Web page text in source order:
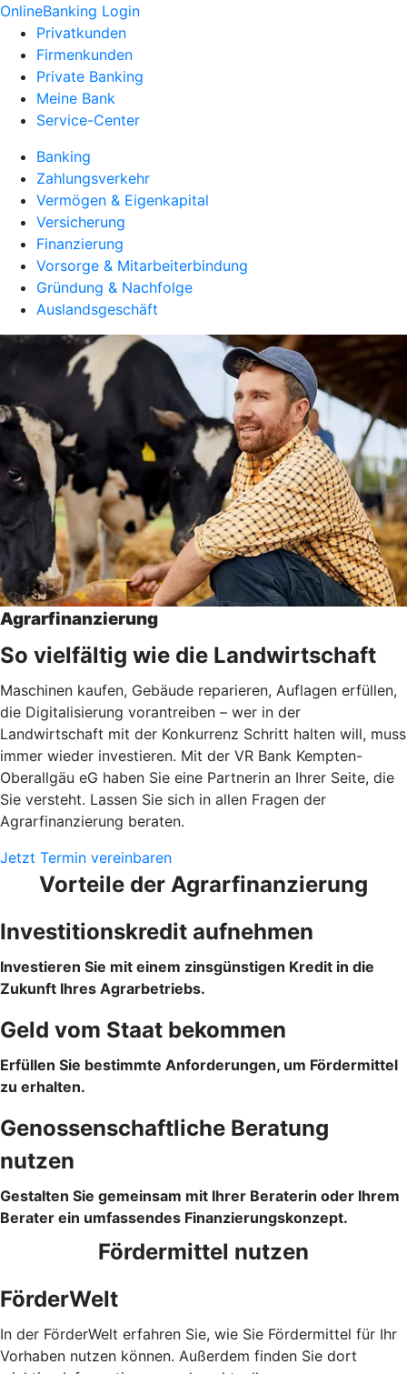
OnlineBanking Login
Privatkunden
Firmenkunden
Private Banking
Meine Bank
Service-Center
Banking
Zahlungsverkehr
Vermögen & Eigenkapital
Versicherung
Finanzierung
Vorsorge & Mitarbeiterbindung
Gründung & Nachfolge
Auslandsgeschäft
Agrarfinanzierung
So vielfältig wie die Landwirtschaft
Maschinen kaufen, Gebäude reparieren, Auflagen erfüllen,
die Digitalisierung vorantreiben – wer in der
Landwirtschaft mit der Konkurrenz Schritt halten will, muss
immer wieder investieren. Mit der VR Bank Kempten-
Oberallgäu eG haben Sie eine Partnerin an Ihrer Seite, die
Sie versteht. Lassen Sie sich in allen Fragen der
Agrarfinanzierung beraten.
Jetzt Termin vereinbaren
Vorteile der Agrarfinanzierung
Investitionskredit aufnehmen
Investieren Sie mit einem zinsgünstigen Kredit in die
Zukunft Ihres Agrarbetriebs.
Geld vom Staat bekommen
Erfüllen Sie bestimmte Anforderungen, um Fördermittel
zu erhalten.
Genossenschaftliche Beratung
nutzen
Gestalten Sie gemeinsam mit Ihrer Beraterin oder Ihrem
Berater ein umfassendes Finanzierungskonzept.
Fördermittel nutzen
FörderWelt
In der FörderWelt erfahren Sie, wie Sie Fördermittel für Ihr
Vorhaben nutzen können. Außerdem finden Sie dort